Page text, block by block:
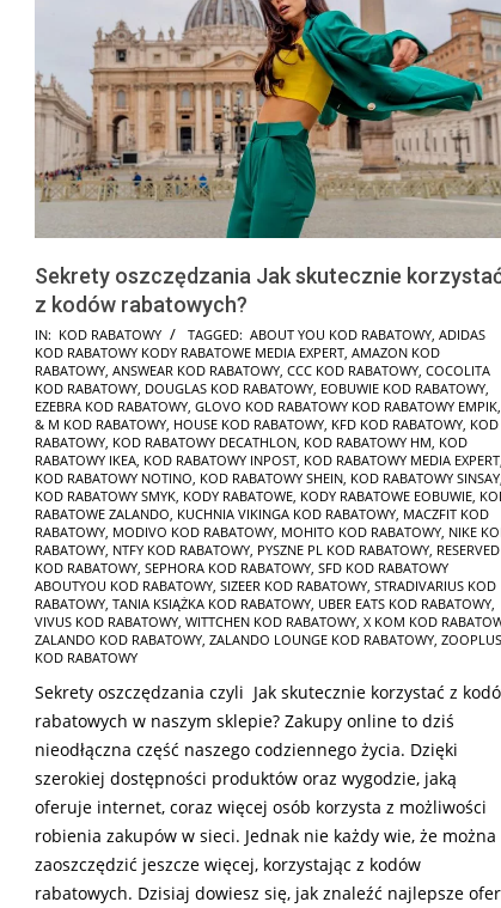
Sekrety oszczędzania Jak skutecznie
z kodów rabatowych?
2025-
01-
24
IN: KOD RABATOWY TAGGED: ABOUT YOU KOD RABATOWY ADIDAS
KOD RABATOWY KODY RABATOWE MEDIA EXPERT AMAZON KOD
RABATOWY ANSWEAR KOD RABATOWY CCC KOD RABATOWY COCOLITA
KOD RABATOWY DOUGLAS KOD RABATOWY EOBUWIE KOD RABATOWY
EZEBRA KOD RABATOWY GLOVO KOD RABATOWY KOD RABATOWY EMPIK
& M KOD RABATOWY HOUSE KOD RABATOWY KFD KOD RABATOWY KOD
RABATOWY KOD RABATOWY DECATHLON KOD RABATOWY HM KOD
RABATOWY IKEA KOD RABATOWY INPOST KOD RABATOWY MEDIA EXPERT
KOD RABATOWY NOTINO KOD RABATOWY SHEIN KOD RABATOWY SINSAY
KOD RABATOWY SMYK KODY RABATOWE KODY RABATOWE EOBUWIE
RABATOWE ZALANDO KUCHNIA VIKINGA KOD RABATOWY MACZFIT KOD
RABATOWY MODIVO KOD RABATOWY MOHITO KOD RABATOWY NIKE
RABATOWY NTFY KOD RABATOWY PYSZNE PL KOD RABATOWY RESERVED
KOD RABATOWY SEPHORA KOD RABATOWY SFD KOD RABATOWY
ABOUTYOU KOD RABATOWY SIZEER KOD RABATOWY STRADIVARIUS KOD
RABATOWY TANIA KSIĄŻKA KOD RABATOWY UBER EATS KOD RABATOWY
VIVUS KOD RABATOWY WITTCHEN KOD RABATOWY X KOM KOD
ZALANDO KOD RABATOWY ZALANDO LOUNGE KOD RABATOWY ZOOPLUS
KOD RABATOWY
Sekrety oszczędzania czyli Jak skutecznie korzystać z
rabatowych w naszym sklepie? Zakupy online to dziś
nieodłączna część naszego codziennego życia. Dzięki
szerokiej dostępności produktów oraz wygodzie, jaką
oferuje internet, coraz więcej osób korzysta z możliwości
robienia zakupów w sieci. Jednak nie każdy wie, że można
zaoszczędzić jeszcze więcej, korzystając z kodów
rabatowych. Dzisiaj dowiesz się, jak znaleźć najlepsze